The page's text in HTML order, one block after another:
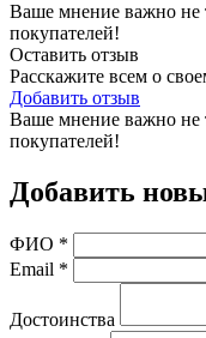
Ваше мнение важно не
покупателей!
Оставить отзыв
Расскажите всем о
Добавить отзыв
Ваше мнение важно не
покупателей!
Добавить
ФИО *
Email *
Достоинства